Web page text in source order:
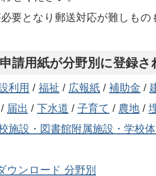
要となり郵送対応が難しも
請用紙が分野別に登録
利用 / 福祉 / 広報紙 / 補助金 /
/ 届出 / 下水道 / 子育て / 農地 /
施設・図書館附属施設・学校
ウンロード 分野別